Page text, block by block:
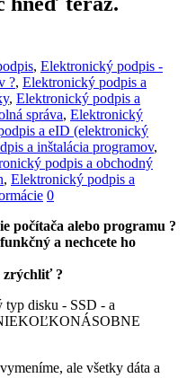
, Elektronický podpis -
?, Elektronický podpis a
, Elektronický podpis a
správa, Elektronický
a eID (elektronický
a inštalácia programov,
podpis a obchodný
, Elektronický podpis a
0
počítača alebo programu ?
a nechcete ho
zrýchliť ?
typ disku - SSD - a
ale všetky dáta a